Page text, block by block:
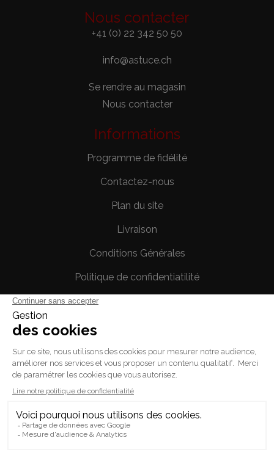
Nous contacter
+41 (0) 22 342 50 50
info@astuce.ch
Se rendre au magasin
Nous contacter
Informations
Programme de fidélité
Contactez-nous
Plan du site
Livraison
Conditions Générales
Politique de confidentiatilité
Votre compte
Informations personnelles
Commandes
Avoirs
Adresses